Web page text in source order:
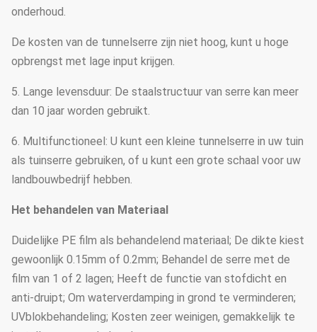
onderhoud.
De kosten van de tunnelserre zijn niet hoog, kunt u hoge
opbrengst met lage input krijgen.
5. Lange levensduur: De staalstructuur van serre kan meer
dan 10 jaar worden gebruikt.
6. Multifunctioneel: U kunt een kleine tunnelserre in uw tuin
als tuinserre gebruiken, of u kunt een grote schaal voor uw
landbouwbedrijf hebben.
Het behandelen van Materiaal
Duidelijke PE film als behandelend materiaal; De dikte kiest
gewoonlijk 0.15mm of 0.2mm; Behandel de serre met de
film van 1 of 2 lagen; Heeft de functie van stofdicht en
anti-druipt; Om waterverdamping in grond te verminderen;
UVblokbehandeling; Kosten zeer weinigen, gemakkelijk te